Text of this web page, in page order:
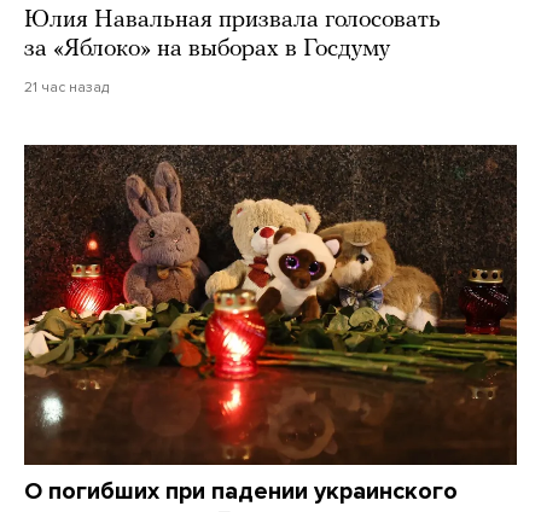
Юлия Навальная призвала голосовать
за «Яблоко» на выборах в Госдуму
21 час назад
О погибших при падении украинского